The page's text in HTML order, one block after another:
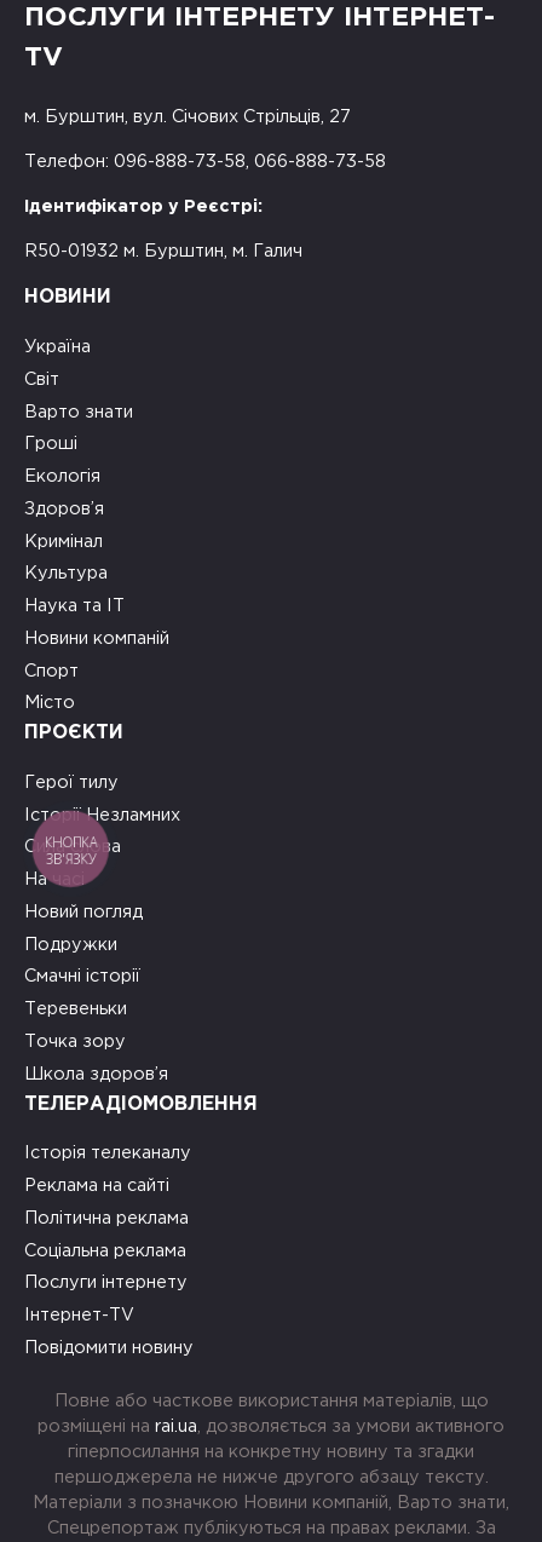
ПОСЛУГИ ІНТЕРНЕТУ ІНТЕРНЕТ-
TV
м. Бурштин, вул. Січових Стрільців, 27
Телефон: 096-888-73-58, 066-888-73-58
Ідентифікатор у Реєстрі:
R50-01932 м. Бурштин, м. Галич
НОВИНИ
Україна
Світ
Варто знати
Гроші
Екологія
Здоров’я
Кримінал
Культура
Наука та ІТ
Новини компаній
Спорт
Місто
ПРОЄКТИ
Герої тилу
Історії Незламних
Сила слова
На часі
Новий погляд
Подружки
Смачні історії
Теревеньки
Точка зору
Школа здоров’я
ТЕЛЕРАДІОМОВЛЕННЯ
Історія телеканалу
Реклама на сайті
Політична реклама
Соціальна реклама
Послуги інтернету
Інтернет-TV
Повідомити новину
Повне або часткове використання матеріалів, що
розміщені на rai.ua , дозволяється за умови активного
гіперпосилання на конкретну новину та згадки
першоджерела не нижче другого абзацу тексту.
Матеріали з позначкою Новини компаній, Варто знати,
Спецрепортаж публікуються на правах реклами. За
КНОПКА
ЗВ'ЯЗКУ